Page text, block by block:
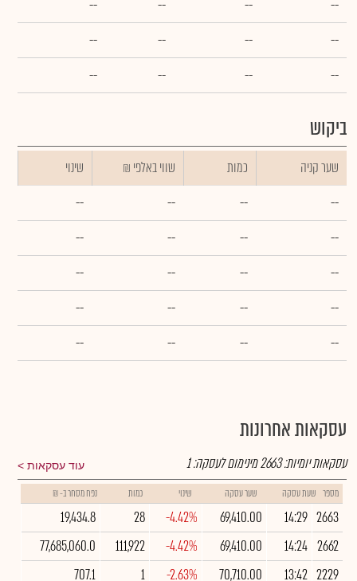
--
--
--
--
--
--
--
--
--
--
--
--
ביקוש
שער קניה כמות ₪ שווי באלפי
שינוי
--
--
--
--
--
--
--
--
--
--
--
--
--
--
--
--
--
--
--
--
עסקאות אחרונות
עוד עסקאות עסקאות יומיות:2663מינימום לעסקה:1
מספר שעת עסקה שער עסקה שינוי כמות נפח מסחר ב- ₪
2663
14:29
69,410.00
-4.42%
28
19,434.8
2662
14:24
69,410.00
-4.42%
111,922
77,685,060.0
2229
13:42
70,710.00
-2.63%
1
707.1